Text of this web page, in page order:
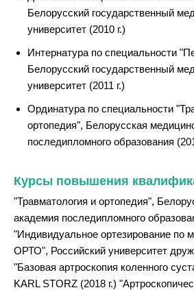
Белорусский государственный
университет (2010 г.)
Интернатура по специальности
Белорусский государственный
университет (2011 г.)
Ординатура по специальности
ортопедия", Белорусская
последипломного образования
Курсы повышения
"Травматология и ортопедия",
академия последипломного
"Индивидуальное ортезирование
ОРТО", Российский университет
"Базовая артроскопия коленного
KARL STORZ (2018 г.)